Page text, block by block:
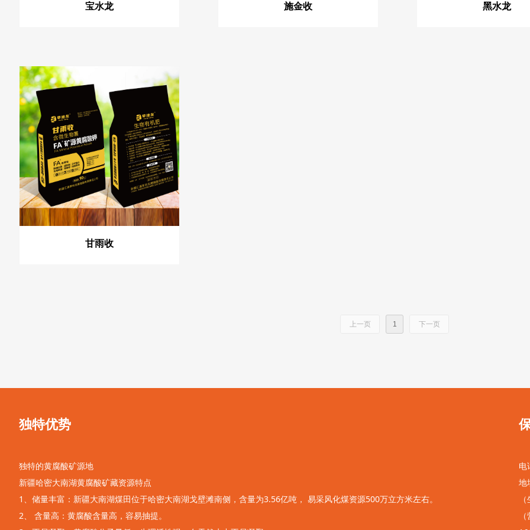
宝水龙 施金收 黑水龙
甘雨收
上一页 1 下一页
独特优势
独特的黄腐酸矿源地
新疆哈密大南湖黄腐酸矿藏资源特点
1、储量丰富：新疆大南湖煤田位于哈密大南湖戈壁滩南侧，含量为3.56亿吨， 易采风化煤资源500万立方米左右。
2、 含量高：黄腐酸含量高，容易抽提。
电
地